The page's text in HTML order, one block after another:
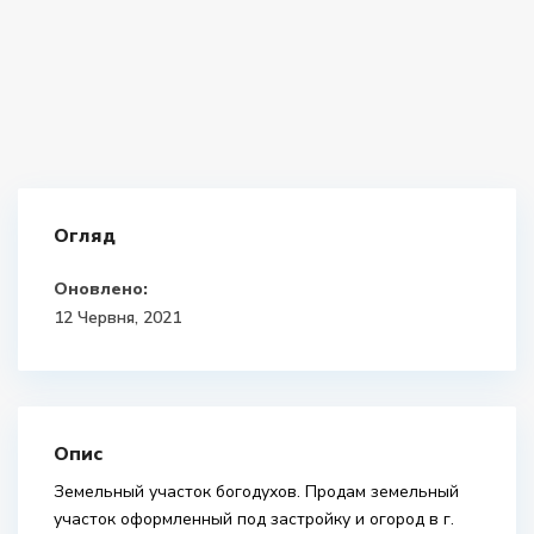
Огляд
Оновлено:
12 Червня, 2021
Опис
Земельный участок богодухов. Продам земельный
участок оформленный под застройку и огород в г.